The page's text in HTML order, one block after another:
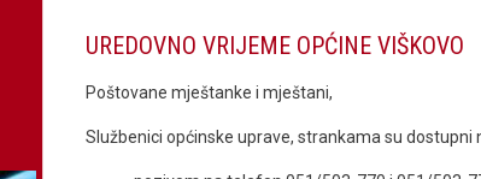
UREDOVNO VRIJEME OPĆINE VIŠKOVO
Poštovane mještanke i mještani,
Službenici općinske uprave, strankama su dostupni